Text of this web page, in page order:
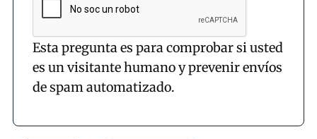
Esta pregunta es para comprobar si usted
es un visitante humano y prevenir envíos
de spam automatizado.